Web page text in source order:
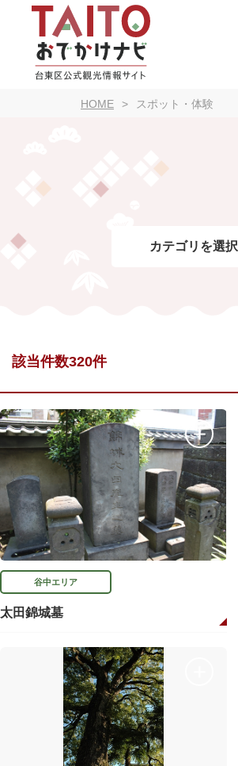
HOME スポット・体験
カテゴリを選択
該当件数320件
谷中エリア
太田錦城墓